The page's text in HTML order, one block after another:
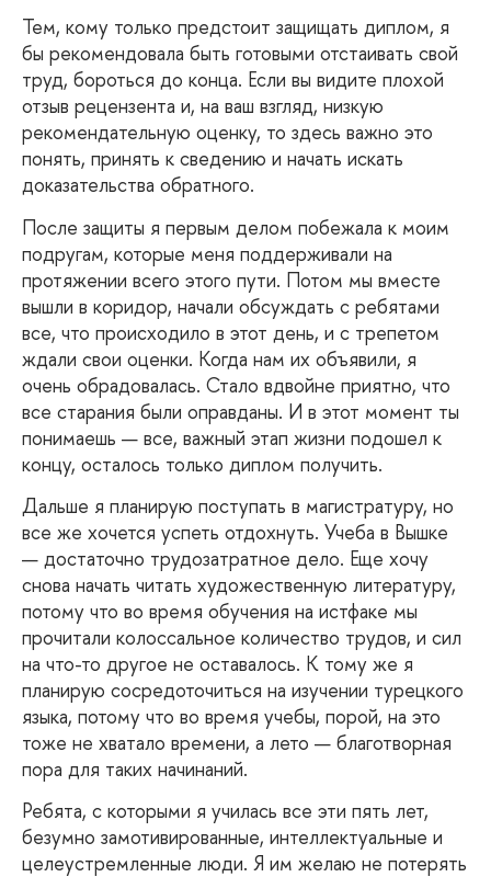
Тем, кому только предстоит защищать диплом, я
бы рекомендовала быть готовыми отстаивать свой
труд, бороться до конца. Если вы видите плохой
отзыв рецензента и, на ваш взгляд, низкую
рекомендательную оценку, то здесь важно это
понять, принять к сведению и начать искать
доказательства обратного.
После защиты я первым делом побежала к моим
подругам, которые меня поддерживали на
протяжении всего этого пути. Потом мы вместе
вышли в коридор, начали обсуждать с ребятами
все, что происходило в этот день, и с трепетом
ждали свои оценки. Когда нам их объявили, я
очень обрадовалась. Стало вдвойне приятно, что
все старания были оправданы. И в этот момент ты
понимаешь — все, важный этап жизни подошел к
концу, осталось только диплом получить.
Дальше я планирую поступать в магистратуру, но
все же хочется успеть отдохнуть. Учеба в Вышке
— достаточно трудозатратное дело. Еще хочу
снова начать читать художественную литературу,
потому что во время обучения на истфаке мы
прочитали колоссальное количество трудов, и сил
на что-то другое не оставалось. К тому же я
планирую сосредоточиться на изучении турецкого
языка, потому что во время учебы, порой, на это
тоже не хватало времени, а лето — благотворная
пора для таких начинаний.
Ребята, с которыми я училась все эти пять лет,
безумно замотивированные, интеллектуальные и
целеустремленные люди. Я им желаю не потерять